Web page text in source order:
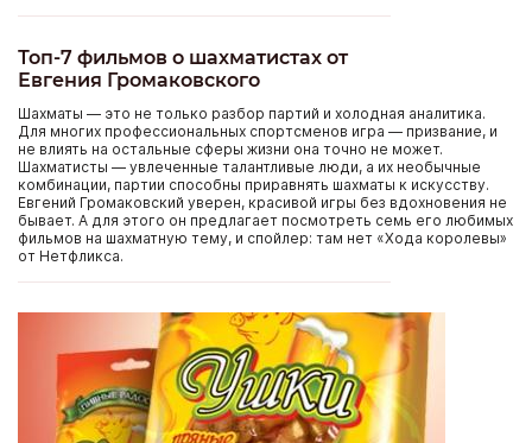
Топ-7 фильмов о шахматистах от
Евгения Громаковского
Шахматы — это не только разбор партий и холодная аналитика.
Для многих профессиональных спортсменов игра — призвание, и
не влиять на остальные сферы жизни она точно не может.
Шахматисты — увлеченные талантливые люди, а их необычные
комбинации, партии способны приравнять шахматы к искусству.
Евгений Громаковский уверен, красивой игры без вдохновения не
бывает. А для этого он предлагает посмотреть семь его любимых
фильмов на шахматную тему, и спойлер: там нет «Хода королевы»
от Нетфликса.